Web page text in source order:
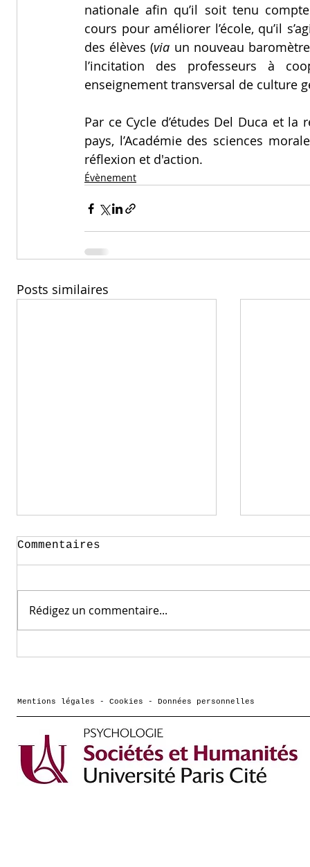
nationale afin qu’il soit tenu
cours pour améliorer l’école, qu’il
des élèves (via un nouveau
l’incitation des professeurs à
enseignement transversal de culture
Par ce Cycle d’études Del Duca et
pays, l’Académie des sciences
réflexion et d'action.
Évènement
Posts similaires
France (IUF)
Commentaires
Rédigez un commentaire...
Mentions légales - Cookies - Données personnelles